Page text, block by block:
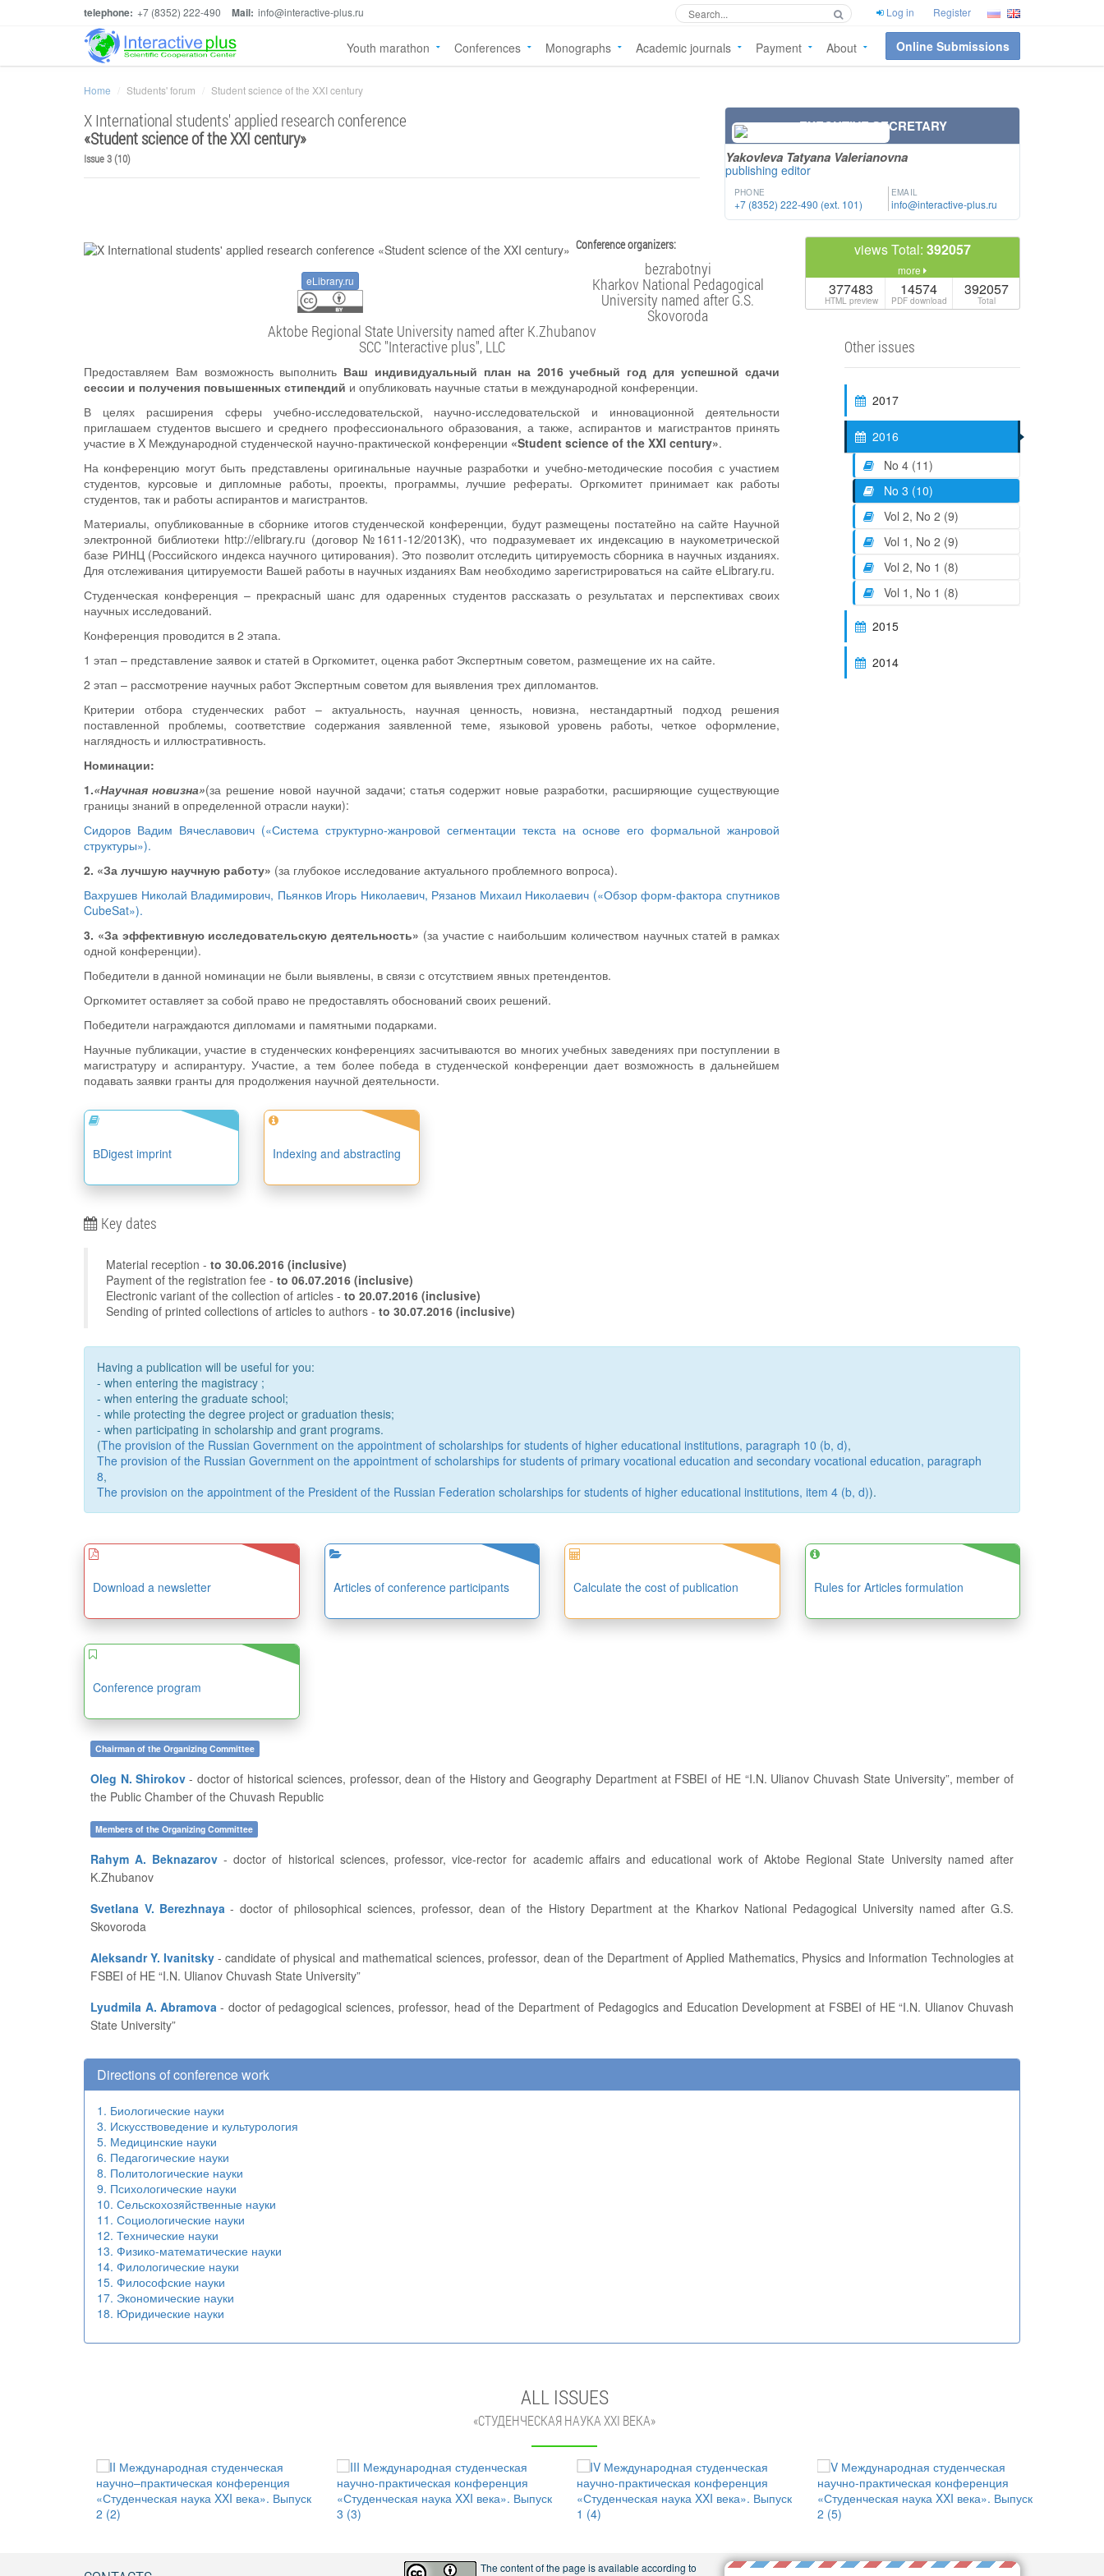
telephone: +7 (8352) 222-490 Mail: info@interactive-plus.ru Log in Register
Youth marathon Conferences Monographs Academic journals Payment About Online Submissions
Home Students' forum Student science of the XXI century
X International students' applied research conference
«Student science of the XXI century»
Issue 3 (10)
EXECUTIVE SECRETARY
Yakovleva Tatyana Valerianovna
publishing editor
PHONE
+7 (8352) 222-490 (ext. 101)
EMAIL
info@interactive-plus.ru
eLibrary.ru
Conference organizers:
bezrabotnyi
Kharkov National Pedagogical
University named after G.S.
Skovoroda
Aktobe Regional State University named after K.Zhubanov
SCC "Interactive plus", LLC
Предоставляем Вам возможность выполнить Ваш индивидуальный план на 2016 учебный год для успешной сдачи
сессии и получения повышенных стипендий и опубликовать научные статьи в международной конференции.
В целях расширения сферы учебно-исследовательской, научно-исследовательской и инновационной деятельности
приглашаем студентов высшего и среднего профессионального образования, а также, аспирантов и магистрантов принять
участие в X Международной студенческой научно-практической конференции «Student science of the XXI century».
На конференцию могут быть представлены оригинальные научные разработки и учебно-методические пособия с участием
студентов, курсовые и дипломные работы, проекты, программы, лучшие рефераты. Оргкомитет принимает как работы
студентов, так и работы аспирантов и магистрантов.
Материалы, опубликованные в сборнике итогов студенческой конференции, будут размещены постатейно на сайте Научной
электронной библиотеки http://elibrary.ru (договор №1611-12/2013K), что подразумевает их индексацию в наукометрической
базе РИНЦ (Российского индекса научного цитирования). Это позволит отследить цитируемость сборника в научных изданиях.
Для отслеживания цитируемости Вашей работы в научных изданиях Вам необходимо зарегистрироваться на сайте eLibrary.ru.
Студенческая конференция – прекрасный шанс для одаренных студентов рассказать о результатах и перспективах своих
научных исследований.
Конференция проводится в 2 этапа.
1 этап – представление заявок и статей в Оргкомитет, оценка работ Экспертным советом, размещение их на сайте.
2 этап – рассмотрение научных работ Экспертным советом для выявления трех дипломантов.
Критерии отбора студенческих работ – актуальность, научная ценность, новизна, нестандартный подход решения
поставленной проблемы, соответствие содержания заявленной теме, языковой уровень работы, четкое оформление,
наглядность и иллюстративность.
Номинации:
1.«Научная новизна»(за решение новой научной задачи; статья содержит новые разработки, расширяющие существующие
границы знаний в определенной отрасли науки):
Сидоров Вадим Вячеславович («Система структурно-жанровой сегментации текста на основе его формальной жанровой
структуры»).
2. «За лучшую научную работу» (за глубокое исследование актуального проблемного вопроса).
Вахрушев Николай Владимирович, Пьянков Игорь Николаевич, Рязанов Михаил Николаевич («Обзор форм-фактора спутников
CubeSat»).
3. «За эффективную исследовательскую деятельность» (за участие с наибольшим количеством научных статей в рамках
одной конференции).
Победители в данной номинации не были выявлены, в связи с отсутствием явных претендентов.
Оргкомитет оставляет за собой право не предоставлять обоснований своих решений.
Победители награждаются дипломами и памятными подарками.
Научные публикации, участие в студенческих конференциях засчитываются во многих учебных заведениях при поступлении в
магистратуру и аспирантуру. Участие, а тем более победа в студенческой конференции дает возможность в дальнейшем
подавать заявки гранты для продолжения научной деятельности.
ВDigest imprint Indexing and abstracting
Key dates
Material reception - to 30.06.2016 (inclusive)
Payment of the registration fee -
to 06.07.2016 (inclusive)
Electronic variant of the collection of articles -
to 20.07.2016 (inclusive)
Sending of printed collections of articles to authors -
to 30.07.2016 (inclusive)
views Total: 392057
more
377483
HTML preview
14574
PDF download
392057
Total
Other issues
2017
2016
No 4 (11)
No 3 (10)
Vol 2, No 2 (9)
Vol 1, No 2 (9)
Vol 2, No 1 (8)
Vol 1, No 1 (8)
2015
2014
Having a publication will be useful for you:
- when entering the magistracy ;
- when entering the graduate school;
- while protecting the degree project or graduation thesis;
- when participating in scholarship and grant programs.
(The provision of the Russian Government on the appointment of scholarships for students of higher educational institutions, paragraph 10 (b, d),
The provision of the Russian Government on the appointment of scholarships for students of primary vocational education and secondary vocational education, paragraph
8,
The provision on the appointment of the President of the Russian Federation scholarships for students of higher educational institutions, item 4 (b, d)).
Download a newsletter Articles of conference participants Calculate the cost of publication Rules for Articles formulation
Conference program
Chairman of the Organizing Committee
Oleg N. Shirokov
the Public Chamber of the Chuvash Republic
Members of the Organizing Committee
Rahym A. Beknazarov
K.Zhubanov
Svetlana V. Berezhnaya
Skovoroda
Aleksandr Y. Ivanitsky
FSBEI of HE “I.N. Ulianov Chuvash State University”
Lyudmila A. Abramova
State University”
Directions of conference work
1. Биологические науки
3. Искусствоведение и культурология
5. Медицинские науки
6. Педагогические науки
8. Политологические науки
9. Психологические науки
10. Сельскохозяйственные науки
11. Социологические науки
12. Технические науки
13. Физико-математические науки
14. Филологические науки
15. Философские науки
17. Экономические науки
18. Юридические науки
ALL ISSUES
«СТУДЕНЧЕСКАЯ НАУКА XXI ВЕКА»
The content of the page is available according to